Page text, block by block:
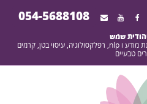
054-5688108
שמש
רייקי, אקסס בארס, טיפול נפשי דרך התת מודע ו nlp, רפלקסולוגיה, עיסוי בטן, קרמים
טבעיים